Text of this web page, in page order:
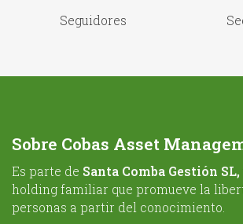
Seguidores
Sobre Cobas Asset
Es parte de Santa Comba Gestión SL,
holding familiar que promueve la
personas a partir del conocimiento.